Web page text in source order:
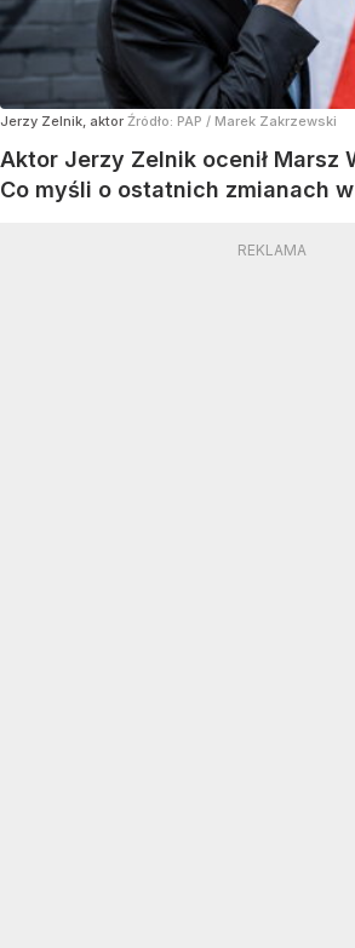
Jerzy Zelnik, aktor Źródło: PAP / Marek Zakrzewski
Aktor Jerzy Zelnik ocenił Marsz
Co myśli o ostatnich zmianach